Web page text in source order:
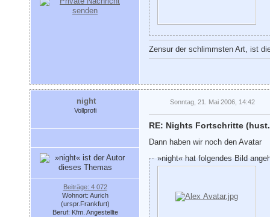
Zensur der schlimmsten Art, ist
night
Vollprofi
Beiträge: 4 072
Wohnort: Aurich
(urspr.Frankfurt)
Beruf: Kfm. Angestellte
Sonntag, 21. Mai 2006, 14:42
RE: Nights Fortschritte
Dann haben wir noch den Avatar
»night« hat folgendes Bild